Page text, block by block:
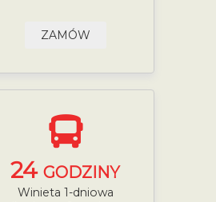
ZAMÓW
24GODZINY
Winieta 1-dniowa